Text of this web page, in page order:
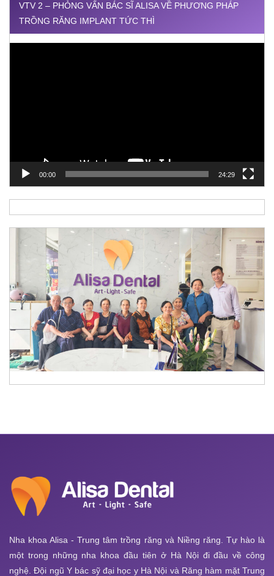
VTV 2 – PHỎNG VẤN BÁC SĨ ALISA VỀ PHƯƠNG PHÁP
TRỒNG RĂNG IMPLANT TỨC THÌ
00:00 24:29
Nha khoa Alisa - Trung tâm trồng răng và Niềng răng. Tự hào là
một trong những nha khoa đầu tiên ở Hà Nội đi đầu về công
nghệ. Đội ngũ Y bác sỹ đại học y Hà Nội và Răng hàm mặt Trung